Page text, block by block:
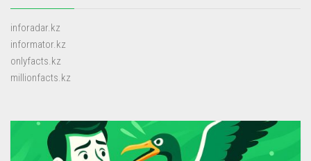
inforadar.kz
informator.kz
onlyfacts.kz
millionfacts.kz